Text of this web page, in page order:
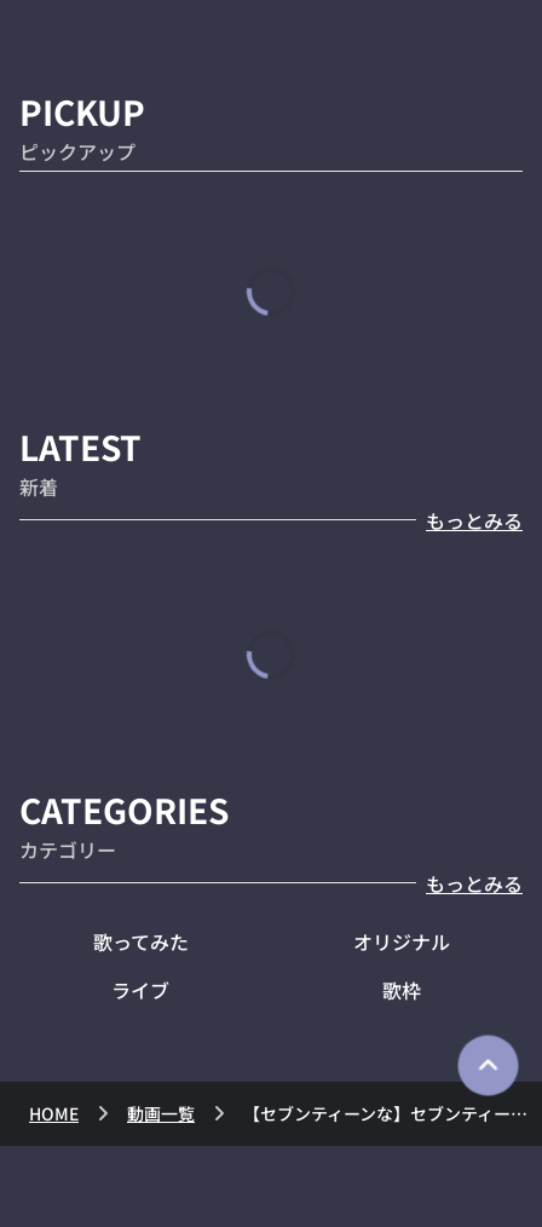
PICKUP
ピックアップ
LATEST
新着
もっとみる
CATEGORIES
カテゴリー
もっとみる
歌ってみた
オリジナル
ライブ
歌枠
HOME 動画一覧 【セブンティーンな】セブンティーナ 歌ってみた AZKi【フォーチュネス】